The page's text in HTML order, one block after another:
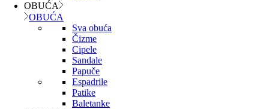
OBUĆA
OBUĆA
Sva obuća
Čizme
Cipele
Sandale
Papuče
Espadrile
Patike
Baletanke